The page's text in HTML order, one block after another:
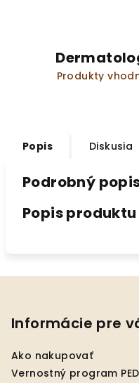
Produkty
Popis Diskusia
Podrobný
Popis
Informácie pre
Ako nakupovať
Vernostný program